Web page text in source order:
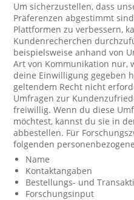
Um sicherzustellen, dass
Präferenzen abgestimmt
Plattformen zu verbessern,
Kundenrecherchen
beispielsweise anhand von
Art von Kommunikation nur,
deine Einwilligung gegeben
geltendem Recht nicht
Umfragen zur
freiwillig. Wenn du diese
möchtest, kannst du sie in
abbestellen. Für
folgenden
Name
Kontaktangaben
Bestellungs- und
Forschungsinput